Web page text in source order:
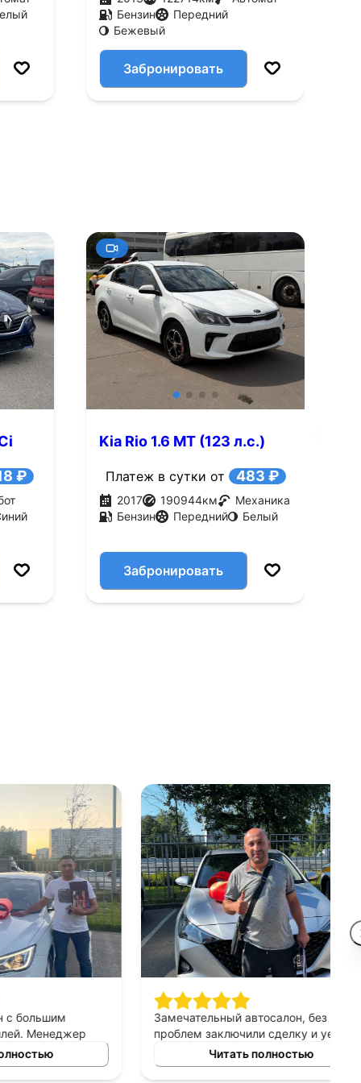
Бензин
Передний
Бежевый
Забронировать
+10
Смотреть все фото
₽
Kia Rio 1.6 MT (123 л.с.)
Платеж в сутки от 483 ₽
2017 190944км
Механика
Бензин
Передний Белый
Забронировать
Замечательный автосалон, без
проблем заключили сделку и уехали в
этот же день на новой машине.
Рекомендую!
Читать полностью